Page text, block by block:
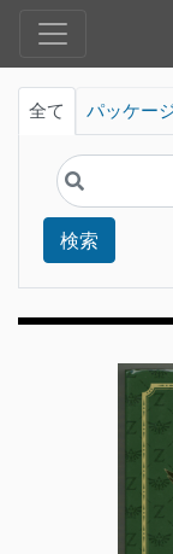
全て パッケー
検索